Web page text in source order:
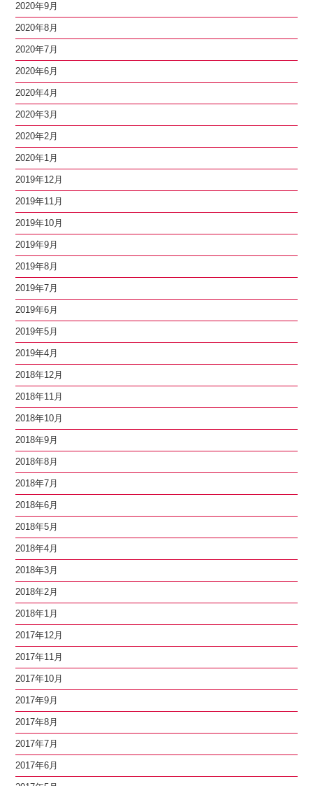
2020年9月
2020年8月
2020年7月
2020年6月
2020年4月
2020年3月
2020年2月
2020年1月
2019年12月
2019年11月
2019年10月
2019年9月
2019年8月
2019年7月
2019年6月
2019年5月
2019年4月
2018年12月
2018年11月
2018年10月
2018年9月
2018年8月
2018年7月
2018年6月
2018年5月
2018年4月
2018年3月
2018年2月
2018年1月
2017年12月
2017年11月
2017年10月
2017年9月
2017年8月
2017年7月
2017年6月